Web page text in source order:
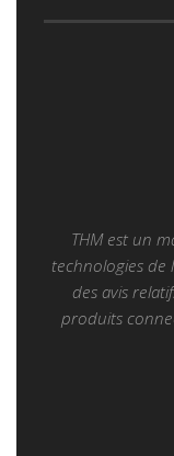
THM est un
technologies de
des avis
produits